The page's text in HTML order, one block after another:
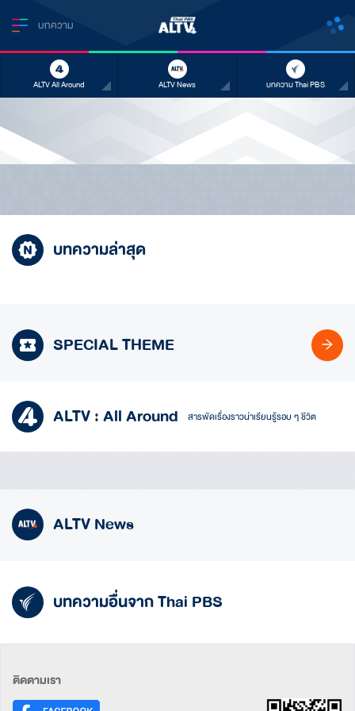
บทความ
ALTV All Around ALTV News บทความ Thai PBS
บทความล่าสุด
SPECIAL THEME
ALTV : All Around สารพัดเรื่องราวน่าเรียนรู้รอบ ๆ ชีวิต
ALTV News
บทความอื่นจาก Thai PBS
ติดตามเรา